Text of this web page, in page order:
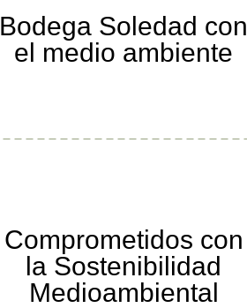
Bodega Soledad con
el medio ambiente
Comprometidos con
la Sostenibilidad
Medioambiental